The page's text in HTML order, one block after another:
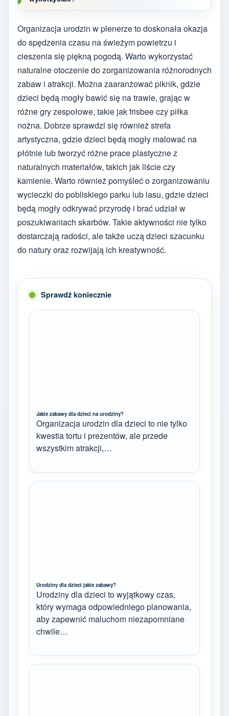
Organizacja urodzin w plenerze to doskonała okazja
do spędzenia czasu na świeżym powietrzu i
cieszenia się piękną pogodą. Warto wykorzystać
naturalne otoczenie do zorganizowania różnorodnych
zabaw i atrakcji. Można zaaranżować piknik, gdzie
dzieci będą mogły bawić się na trawie, grając w
różne gry zespołowe, takie jak frisbee czy piłka
nożna. Dobrze sprawdzi się również strefa
artystyczna, gdzie dzieci będą mogły malować na
płótnie lub tworzyć różne prace plastyczne z
naturalnych materiałów, takich jak liście czy
kamienie. Warto również pomyśleć o zorganizowaniu
wycieczki do pobliskiego parku lub lasu, gdzie dzieci
będą mogły odkrywać przyrodę i brać udział w
poszukiwaniach skarbów. Takie aktywności nie tylko
dostarczają radości, ale także uczą dzieci szacunku
do natury oraz rozwijają ich kreatywność.
Sprawdź koniecznie
Jakie zabawy dla dzieci na urodziny?
Organizacja urodzin dla dzieci to nie tylko
kwestia tortu i prezentów, ale przede
wszystkim atrakcji,…
Urodziny dla dzieci jakie zabawy?
Urodziny dla dzieci to wyjątkowy czas,
który wymaga odpowiedniego planowania,
aby zapewnić maluchom niezapomniane
chwile…